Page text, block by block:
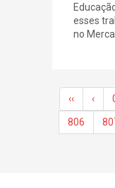
esses
no
‹‹ ‹
806